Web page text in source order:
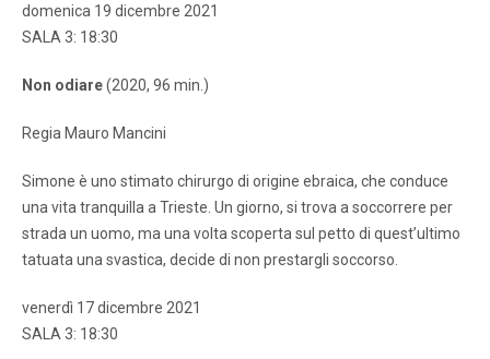
domenica 19 dicembre 2021
SALA 3: 18:30
Non odiare(2020, 96 min.)
Regia Mauro Mancini
Simone è uno stimato chirurgo di origine ebraica, che conduce
una vita tranquilla a Trieste. Un giorno, si trova a soccorrere per
strada un uomo, ma una volta scoperta sul petto di quest’ultimo
tatuata una svastica, decide di non prestargli soccorso.
venerdì 17 dicembre 2021
SALA 3: 18:30